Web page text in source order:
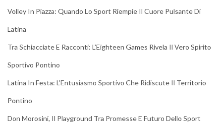
Volley In Piazza: Quando Lo Sport Riempie Il Cuore Pulsante Di
Latina
Tra Schiacciate E Racconti: L’Eighteen Games Rivela Il Vero Spirito
Sportivo Pontino
Latina In Festa: L’Entusiasmo Sportivo Che Ridiscute Il Territorio
Pontino
Don Morosini, Il Playground Tra Promesse E Futuro Dello Sport